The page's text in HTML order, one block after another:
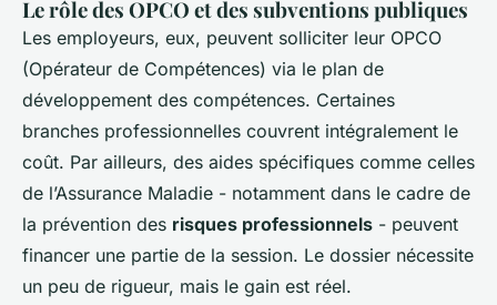
Le rôle des OPCO et des subventions publiques
Les employeurs, eux, peuvent solliciter leur OPCO
(Opérateur de Compétences) via le plan de
développement des compétences. Certaines
branches professionnelles couvrent intégralement le
coût. Par ailleurs, des aides spécifiques comme celles
de l’Assurance Maladie - notamment dans le cadre de
la prévention des risques professionnels - peuvent
financer une partie de la session. Le dossier nécessite
un peu de rigueur, mais le gain est réel.